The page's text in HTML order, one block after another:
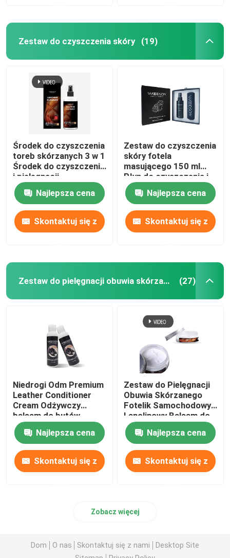
Zestaw do czyszczenia skóry (19)
Środek do czyszczenia
toreb skórzanych 3 w 1
Środek do czyszczenia
i pielęgnacji
skórzanych butów
skórzanychNajlepsza cena
Skontaktuj się z
Zestaw do czyszczenia
skóry fotela
masującego 150 ml
Płyn do czyszczenia i
odżywki do skóry
Najlepsza cena
Skontaktuj się z
Zestaw do pielęgnacji obuwia skórzanego (27)
Niedrogi Odm Premium
Leather Conditioner
Cream Odżywczy
balsam do butów
Najlepsza cena
Skontaktuj się z
Zestaw do Pielęgnacji
Obuwia Skórzanego
Fotelik Samochodowy
Lanolinowy Balsam do
Butów 80ml
Najlepsza cena
Skontaktuj się z
Zobacz więcej
Dom O nas Skontaktuj się z nami
Desktop Site